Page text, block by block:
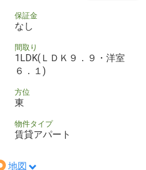
保証金
なし
間取り
1LDK(ＬＤＫ９．９・洋室
６．１)
方位
東
物件タイプ
賃貸アパート
地図